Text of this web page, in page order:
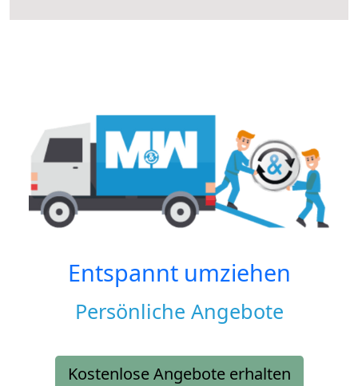
Entspannt umziehen
Persönliche Angebote
Kostenlose Angebote erhalten